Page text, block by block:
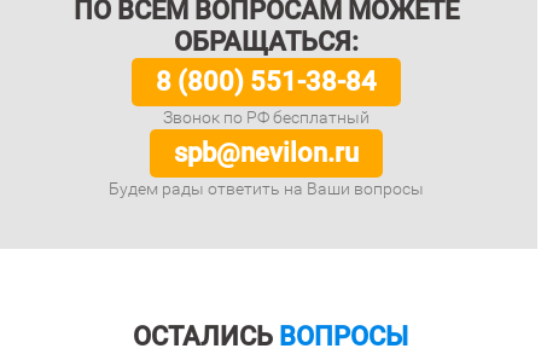
ПО ВСЕМ ВОПРОСАМ МОЖЕТЕ
ОБРАЩАТЬСЯ:
8 (800) 551-38-84
Звонок по РФ бесплатный
spb@nevilon.ru
Будем рады ответить на Ваши вопросы
ОСТАЛИСЬ ВОПРОСЫ